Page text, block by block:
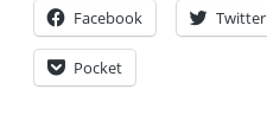
Facebook Twitter
Pocket